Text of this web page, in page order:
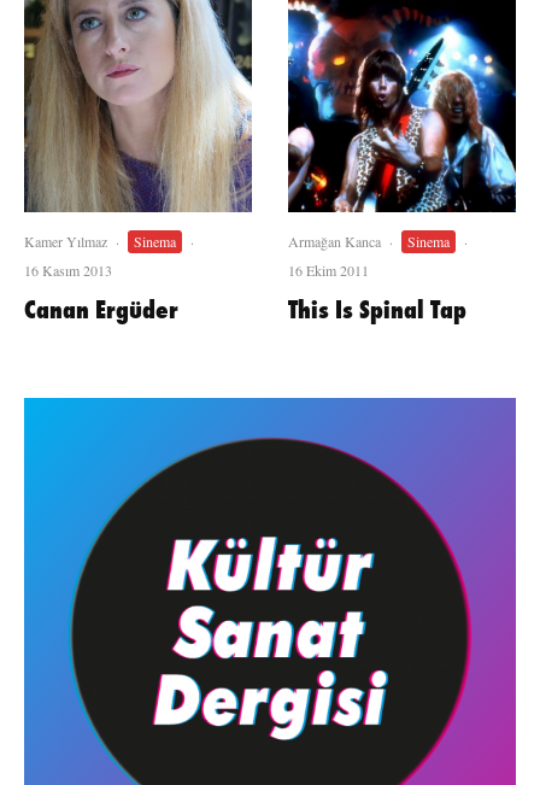
Kamer Yılmaz · Sinema
·
16 Kasım 2013
Canan Ergüder
Armağan Kanca · Sinema
·
16 Ekim 2011
This Is Spinal Tap